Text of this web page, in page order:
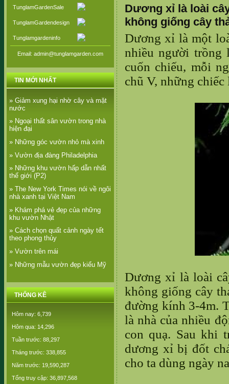
TunglamGardenSale
TunglamGardendesign
Tunglamgardeninfo
Email: admin@tunglamgarden.com
TIN MỚI NHẤT
» Giảm xung hại nhờ cây và mặt
nước
» Ngoại thất sân vườn trong nhà
hiện đại
» Những góc vườn nhỏ mà xinh
» Vườn địa đàng Philadelphia
» Những khu vườn hấp dẫn nhất
thế giới (P2)
» The New York Times nói về ngôi
nhà xanh tại Việt Nam
» Khám phá vẻ đẹp của những
khu vườn Nhật
» Cách chọn quất cảnh ngày tết
theo phong thủy
» Vườn trên mái
» Những mẫu vườn đẹp kiểu Mỹ
THỐNG KÊ
Hôm nay: 6,739
Hôm qua: 14,296
Tuần trước: 88,297
Tháng trước: 338,855
Năm trước: 19,590,287
Tổng truy cập: 36,897,568
Dương xỉ là loài
không giống cây
Dương xỉ là một
nhiều người trồng
cuốn chiếu, mỗi
chũ V, những
Dương xỉ là loài
không giống cây
đường kính 3-4m.
là nhà của nhiều
con quạ. Sau khi
dương xỉ bị đốt
cho ta dùng ngày